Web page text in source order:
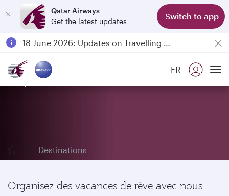
Qatar Airways
Get the latest updates
Switch to app
Passengers flying between Doha and Auckland on QR914 and QR915
18 June 2026: Updates on Travelling with Power Banks
FR
Explorez nos destinations
Destinations
Organisez des vacances de rêve avec nous.